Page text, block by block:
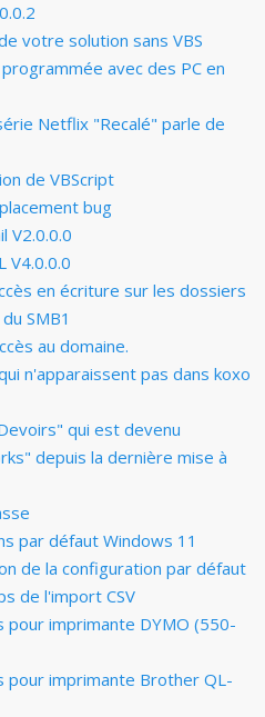
votre solution sans VBS
avec des PC en
Netflix "Recalé" parle de
de VBScript
bug
V2.0.0.0
V4.0.0.0
en écriture sur les dossiers
SMB1
au domaine.
n'apparaissent pas dans koxo
qui est devenu
depuis la dernière mise à
par défaut Windows 11
de la configuration par défaut
de l'import CSV
pour imprimante DYMO (550-
pour imprimante Brother QL-